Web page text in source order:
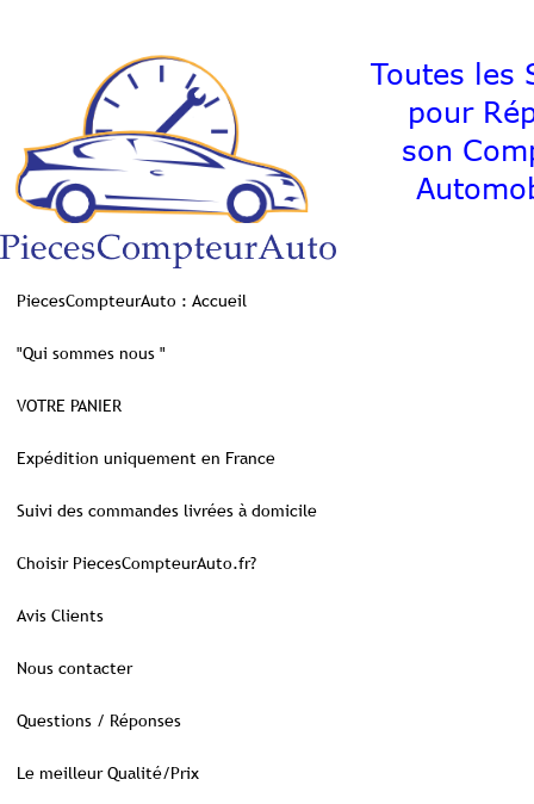
Toutes les
pour
son
PiecesCompteurAuto : Accueil
"Qui sommes nous "
VOTRE PANIER
Expédition uniquement en France
Suivi des commandes livrées à domicile
Choisir PiecesCompteurAuto.fr?
Avis Clients
Nous contacter
Questions / Réponses
Le meilleur Qualité/Prix